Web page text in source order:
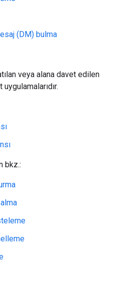
(DM) bulma
veya alana davet edilen
uygulamalarıdır.
bkz.: